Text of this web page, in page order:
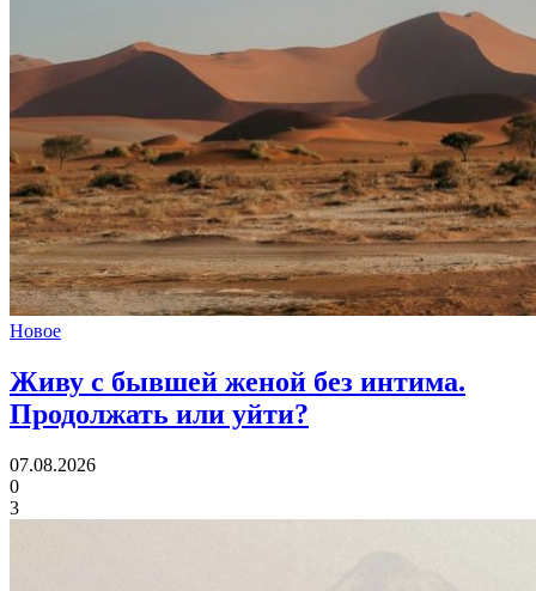
Новое
Живу с бывшей женой без интима.
Продолжать или уйти?
07.08.2026
0
3